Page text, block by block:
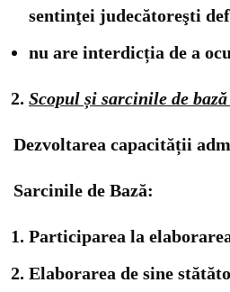
sentinţei judecătoreşti
nu are interdicția de a
Scopul și sarcinile de
Dezvoltarea capacității
Sarcinile de Bază:
Participarea la
Elaborarea de sine